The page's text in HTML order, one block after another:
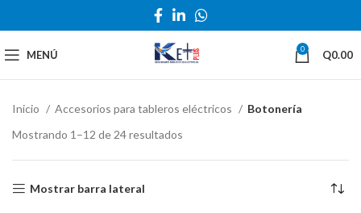
MENÚ 0 Q0.00
Inicio Accesorios para tableros eléctricos
Botonería
Mostrando 1–12 de 24 resultados
Mostrar barra lateral